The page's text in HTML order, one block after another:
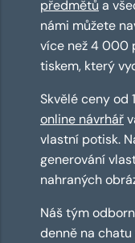
předmětů a
námi můžete
více než 4 000
tiskem, který
Skvělé ceny od
online návrhář
vlastní potisk.
generování
nahraných
Náš tým
denně na